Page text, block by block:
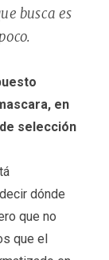
busca es
en
selección
dónde
que no
que el